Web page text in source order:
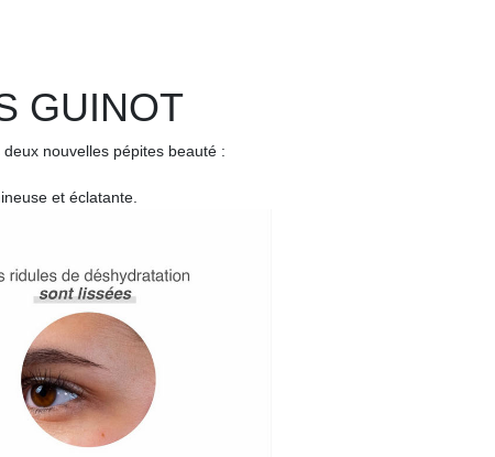
GUINOT
nouvelles pépites beauté :
et éclatante.